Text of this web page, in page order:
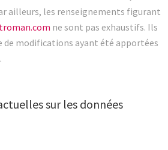
ailleurs, les renseignements figurant
ne sont pas exhaustifs. Ils
de modifications ayant été apportées
sur les données